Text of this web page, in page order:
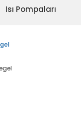
Isı Pompaları